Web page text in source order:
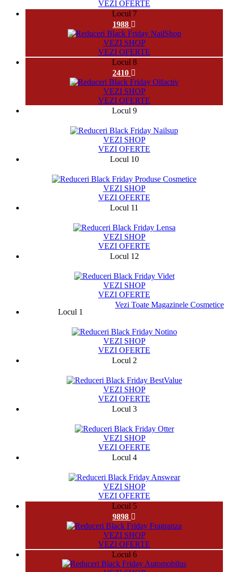
VEZI OFERTE
Locul 7
1988
VEZI SHOP
VEZI OFERTE
Locul 8
2410
VEZI SHOP
VEZI OFERTE
Locul 9
VEZI SHOP
VEZI OFERTE
Locul 10
VEZI SHOP
VEZI OFERTE
Locul 11
VEZI SHOP
VEZI OFERTE
Locul 12
VEZI SHOP
VEZI OFERTE
Vezi Toate Magazinele Cosmetice
Locul 1
VEZI SHOP
VEZI OFERTE
Locul 2
VEZI SHOP
VEZI OFERTE
Locul 3
VEZI SHOP
VEZI OFERTE
Locul 4
VEZI SHOP
VEZI OFERTE
Locul 5
9898
VEZI SHOP
VEZI OFERTE
Locul 6